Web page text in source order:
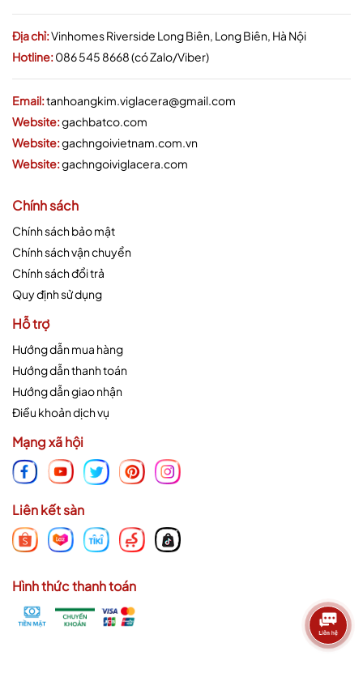
Địa chỉ:Vinhomes Riverside Long Biên, Long Biên, Hà Nội
Hotline:086 545 8668 (có Zalo/Viber)
Email:tanhoangkim.viglacera@gmail.com
Website:gachbatco.com
Website:gachngoivietnam.com.vn
Website:gachngoiviglacera.com
Chính sách
Chính sách bảo mật
Chính sách vận chuyển
Chính sách đổi trả
Quy định sử dụng
Hỗ trợ
Hướng dẫn mua hàng
Hướng dẫn thanh toán
Hướng dẫn giao nhận
Điều khoản dịch vụ
Mạng xã hội
Liên kết sàn
Hình thức thanh toán